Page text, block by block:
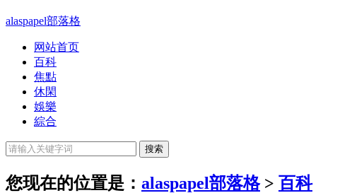
alaspapel部落格
网站首页
百科
焦點
休閑
娛樂
綜合
您现在的位置是： alaspapel部落格> 百科